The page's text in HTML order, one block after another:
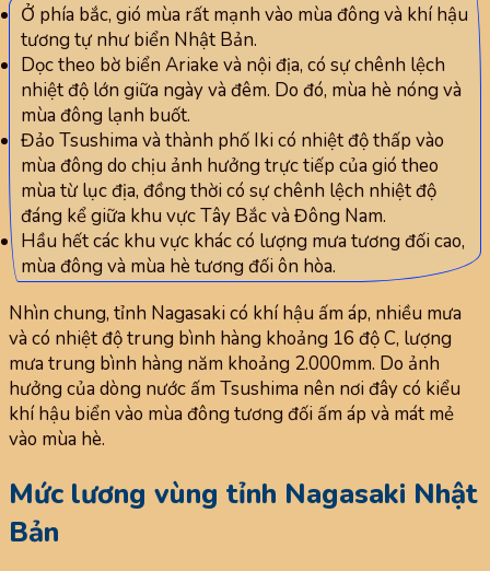
Ở phía bắc, gió mùa rất mạnh vào mùa đông và khí hậu
tương tự như biển Nhật Bản.
Dọc theo bờ biển Ariake và nội địa, có sự chênh lệch
nhiệt độ lớn giữa ngày và đêm. Do đó, mùa hè nóng và
mùa đông lạnh buốt.
Đảo Tsushima và thành phố Iki có nhiệt độ thấp vào
mùa đông do chịu ảnh hưởng trực tiếp của gió theo
mùa từ lục địa, đồng thời có sự chênh lệch nhiệt độ
đáng kể giữa khu vực Tây Bắc và Đông Nam.
Hầu hết các khu vực khác có lượng mưa tương đối cao,
mùa đông và mùa hè tương đối ôn hòa.
Nhìn chung, tỉnh Nagasaki có khí hậu ấm áp, nhiều mưa
và có nhiệt độ trung bình hàng khoảng 16 độ C, lượng
mưa trung bình hàng năm khoảng 2.000mm. Do ảnh
hưởng của dòng nước ấm Tsushima nên nơi đây có kiểu
khí hậu biển vào mùa đông tương đối ấm áp và mát mẻ
vào mùa hè.
Mức lương vùng tỉnh Nagasaki Nhật
Bản